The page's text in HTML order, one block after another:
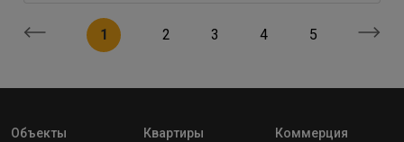
1 2 3 4 5
Объекты Квартиры
Коммерция